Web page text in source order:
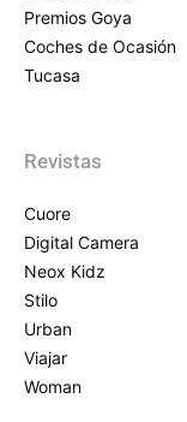
Premios Goya
Coches de Ocasión
Tucasa
Revistas
Cuore
Digital Camera
Neox Kidz
Stilo
Urban
Viajar
Woman